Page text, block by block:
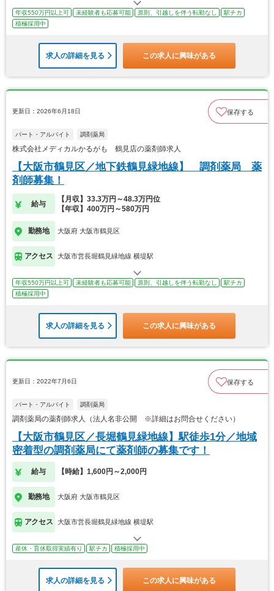
年収550万円以上可 未経験者も応募可能 原則、引越しを伴う転勤なし
駅チカ
積極採用中
求人の詳細を見る この求人に興味がある
更新日：2026年6月18日 保存する
パート・アルバイト 調剤薬局
株式会社メディカルかるがも 鶴見店の薬剤師求人
【大阪市鶴見区／地下鉄鶴見緑地線】 調剤薬局 薬
剤師募集！
給与
【月収】33.3万円～48.3万円位
【年収】400万円～580万円
勤務地 大阪府 大阪市鶴見区
アクセス 大阪市営長堀鶴見緑地線 横堤駅
年収550万円以上可 未経験者も応募可能 原則、引越しを伴う転勤なし
駅チカ
積極採用中
求人の詳細を見る この求人に興味がある
更新日：2022年7月6日 保存する
パート・アルバイト 調剤薬局
調剤薬局の薬剤師求人（法人名非公開 ※詳細はお問合せください）
【大阪市鶴見区／長堀鶴見緑地線】駅徒歩1分／地域
密着型の調剤薬局にて薬剤師の募集です！
給与 【時給】1,600円～2,000円
勤務地 大阪府 大阪市鶴見区
アクセス 大阪市営長堀鶴見緑地線 横堤駅
産休・育休取得実績有り 駅チカ 積極採用中
求人の詳細を見る この求人に興味がある